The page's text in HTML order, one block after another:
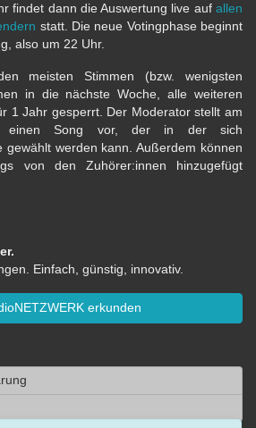
findet dann die Auswertung live auf allen
statt. Die neue Votingphase beginnt
also um 22 Uhr.
meisten Stimmen (bzw. wenigsten
in die nächste Woche, alle weiteren
1 Jahr gesperrt. Der Moderator stellt am
einen Song vor, der in der sich
gewählt werden kann. Außerdem können
von den Zuhörer:innen hinzugefügt
Einfach, günstig, innovativ.
erkunden